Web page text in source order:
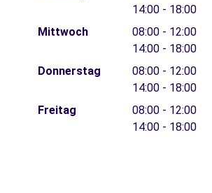
14:00 - 18:00
Mittwoch
08:00 - 12:00
14:00 - 18:00
Donnerstag
08:00 - 12:00
14:00 - 18:00
Freitag
08:00 - 12:00
14:00 - 18:00